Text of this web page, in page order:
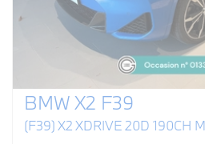
BMW X2 F39
(F39) X2 XDRIVE 20D 190CH